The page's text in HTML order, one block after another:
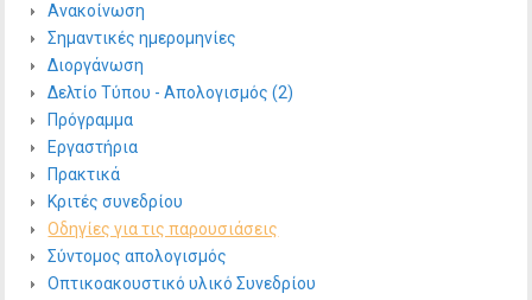
Ανακοίνωση
Σημαντικές ημερομηνίες
Διοργάνωση
Δελτίο Τύπου - Απολογισμός (2)
Πρόγραμμα
Εργαστήρια
Πρακτικά
Κριτές συνεδρίου
Οδηγίες για τις παρουσιάσεις
Σύντομος απολογισμός
Οπτικοακουστικό υλικό Συνεδρίου